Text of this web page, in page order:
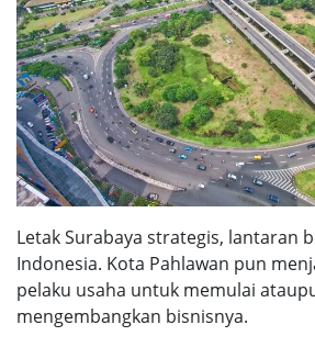
Letak Surabaya strategis, lantaran
Indonesia. Kota Pahlawan pun
pelaku usaha untuk memulai
mengembangkan bisnisnya.